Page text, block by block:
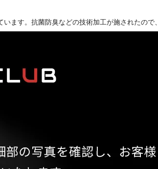
います。抗菌防臭などの技術加工が施されたので、